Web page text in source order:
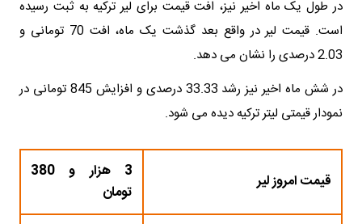
در طول یک ماه اخیر نیز، افت قیمت برای لیر ترکیه به ثبت رسیده
است. قیمت لیر در واقع بعد گذشت یک ماه، افت 70 تومانی و
2.03 درصدی را نشان می دهد.
در شش ماه اخیر نیز رشد 33.33 درصدی و افزایش 845 تومانی در
نمودار قیمتی لیتر ترکیه دیده می شود.
قیمت امروز لیر
3 هزار و 380
تومان